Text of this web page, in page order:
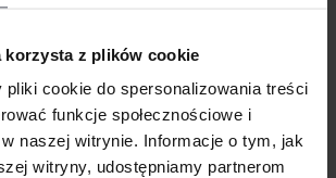
korzysta z plików cookie
cookie do spersonalizowania treści
funkcje społecznościowe i
naszej witrynie. Informacje o tym, jak
witryny, udostępniamy partnerom
na karku i ramionach
włókien dla wszystkich produktów na bazie